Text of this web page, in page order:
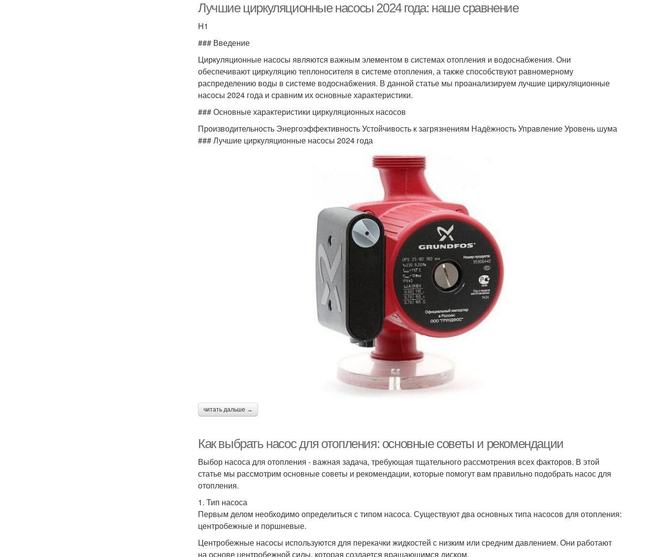
Лучшие циркуляционные насосы 2024 года: наше сравнение
H1
### Введение
Циркуляционные насосы являются важным элементом в системах отопления и водоснабжения. Они
обеспечивают циркуляцию теплоносителя в системе отопления, а также способствуют равномерному
распределению воды в системе водоснабжения. В данной статье мы проанализируем лучшие циркуляционные
насосы 2024 года и сравним их основные характеристики.
### Основные характеристики циркуляционных насосов
Производительность Энергоэффективность Устойчивость к загрязнениям Надёжность Управление Уровень шума
### Лучшие циркуляционные насосы 2024 года
читать дальше →
Как выбрать насос для отопления: основные советы и рекомендации
Выбор насоса для отопления - важная задача, требующая тщательного рассмотрения всех факторов. В этой
статье мы рассмотрим основные советы и рекомендации, которые помогут вам правильно подобрать насос для
отопления.
1. Тип насоса
Первым делом необходимо определиться с типом насоса. Существуют два основных типа насосов для отопления:
центробежные и поршневые.
Центробежные насосы используются для перекачки жидкостей с низким или средним давлением. Они работают
на основе центробежной силы, которая создается вращающимся диском.